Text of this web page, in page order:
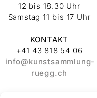
12 bis 18.30 Uhr
Samstag 11 bis 17 Uhr
KONTAKT
+41 43 818 54 06
info@kunstsammlung-
ruegg.ch